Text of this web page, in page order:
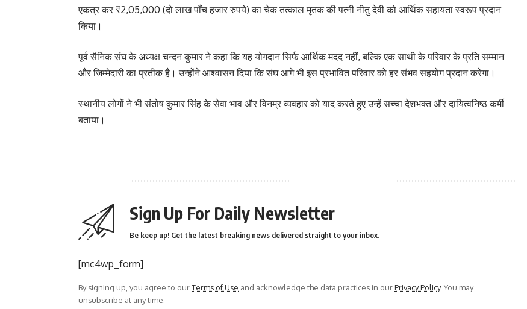
एकत्र कर ₹2,05,000 (दो लाख पाँच हजार रुपये) का चेक तत्काल मृतक की पत्नी नीतु देवी को आर्थिक सहायता स्वरूप प्रदान
किया।
पूर्व सैनिक संघ के अध्यक्ष चन्दन कुमार ने कहा कि यह योगदान सिर्फ आर्थिक मदद नहीं, बल्कि एक साथी के परिवार के प्रति सम्मान
और जिम्मेदारी का प्रतीक है। उन्होंने आश्वासन दिया कि संघ आगे भी इस प्रभावित परिवार को हर संभव सहयोग प्रदान करेगा।
स्थानीय लोगों ने भी संतोष कुमार सिंह के सेवा भाव और विनम्र व्यवहार को याद करते हुए उन्हें सच्चा देशभक्त और दायित्वनिष्ठ कर्मी
बताया।
Sign Up For Daily Newsletter
Be keep up! Get the latest breaking news delivered straight to your inbox.
[mc4wp_form]
By signing up, you agree to ourTerms of Use and acknowledge the data practices in ourPrivacy Policy. You may
unsubscribe at any time.